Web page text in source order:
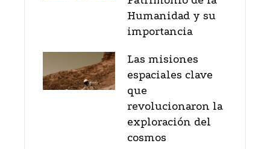
Humanidad y su
importancia
Las misiones
espaciales clave
que
revolucionaron la
exploración del
cosmos